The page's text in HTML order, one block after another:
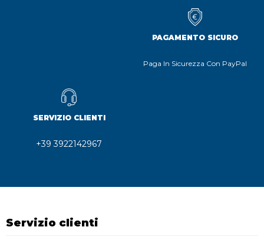
PAGAMENTO SICURO
Paga In Sicurezza Con PayPal
SERVIZIO CLIENTI
+39 3922142967
Servizio clienti